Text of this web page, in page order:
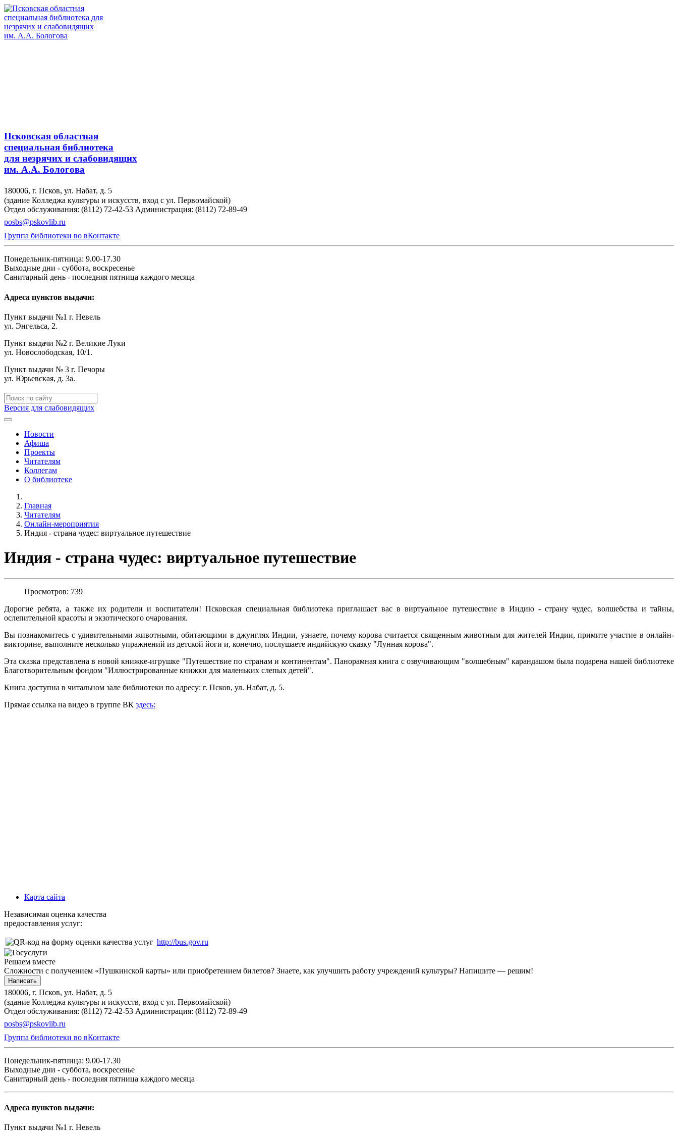
Псковская областная
специальная библиотека
для незрячих и слабовидящих
им. А.А. Бологова
180006, г. Псков, ул. Набат, д. 5
(здание Колледжа культуры и искусств, вход с ул. Первомайской)
Отдел обслуживания: (8112) 72-42-53 Администрация: (8112) 72-89-49
posbs@pskovlib.ru
Группа библиотеки во вКонтакте
Понедельник-пятница: 9.00-17.30
Выходные дни - суббота, воскресенье
Санитарный день - последняя пятница каждого месяца
Адреса пунктов выдачи:
Пункт выдачи №1 г. Невель
ул. Энгельса, 2.
Пункт выдачи №2 г. Великие Луки
ул. Новослободская, 10/1.
Пункт выдачи № 3 г. Печоры
ул. Юрьевская, д. 3а.
Версия для слабовидящих
Новости
Афиша
Проекты
Читателям
Коллегам
О библиотеке
Главная
Читателям
Онлайн-мероприятия
Индия - страна чудес: виртуальное путешествие
Индия - страна чудес: виртуальное путешествие
Просмотров: 739
Дорогие ребята, а также их родители и воспитатели! Псковская специальная библиотека приглашает вас в виртуальное путешествие в Индию - страну чудес, волшебства и тайны,
ослепительной красоты и экзотического очарования.
Вы познакомитесь с удивительными животными, обитающими в джунглях Индии, узнаете, почему корова считается священным животным для жителей Индии, примите участие в онлайн-
викторине, выполните несколько упражнений из детской йоги и, конечно, послушаете индийскую сказку "Лунная корова".
Эта сказка представлена в новой книжке-игрушке "Путешествие по странам и континентам". Панорамная книга с озвучивающим "волшебным" карандашом была подарена нашей библиотеке
Благотворительным фондом "Иллюстрированные книжки для маленьких слепых детей".
Книга доступна в читальном зале библиотеки по адресу: г. Псков, ул. Набат, д. 5.
Прямая ссылка на видео в группе ВК здесь:
Карта сайта
Независимая оценка качества
предоставления услуг:
http://bus.gov.ru
Решаем вместе
Сложности с получением «Пушкинской карты» или приобретением билетов? Знаете, как улучшить работу учреждений культуры? Напишите — решим!
Написать
180006, г. Псков, ул. Набат, д. 5
(здание Колледжа культуры и искусств, вход с ул. Первомайской)
Отдел обслуживания: (8112) 72-42-53 Администрация: (8112) 72-89-49
posbs@pskovlib.ru
Группа библиотеки во вКонтакте
Понедельник-пятница: 9.00-17.30
Выходные дни - суббота, воскресенье
Санитарный день - последняя пятница каждого месяца
Адреса пунктов выдачи:
Пункт выдачи №1 г. Невель